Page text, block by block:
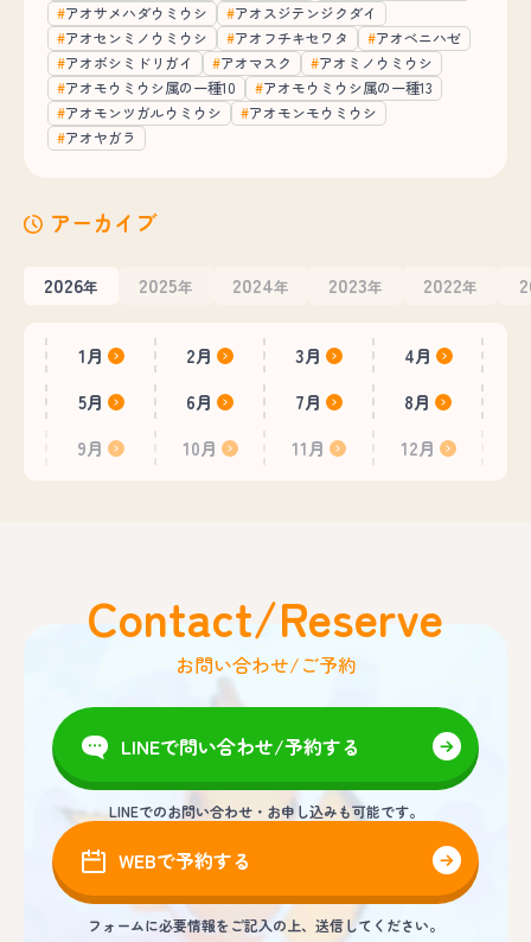
アオサメハダウミウシ
アオスジテンジクダイ
アオセンミノウミウシ
アオフチキセワタ
アオベニハゼ
アオボシミドリガイ
アオマスク
アオミノウミウシ
アオモウミウシ属の一種10
アオモウミウシ属の一種13
アオモンツガルウミウシ
アオモンモウミウシ
アオヤガラ
アーカイブ
2026年 2025年 2024年 2023年 2022年
1月 2月 3月
4月
5月
6月 7月
8月
9月
10月 11月 12月
Contact/Reserve
お問い合わせ/ご予約
LINEで問い合わせ/予約する
LINEでのお問い合わせ・お申し込みも可能です。
WEBで予約する
フォームに必要情報をご記入の上、送信してください。